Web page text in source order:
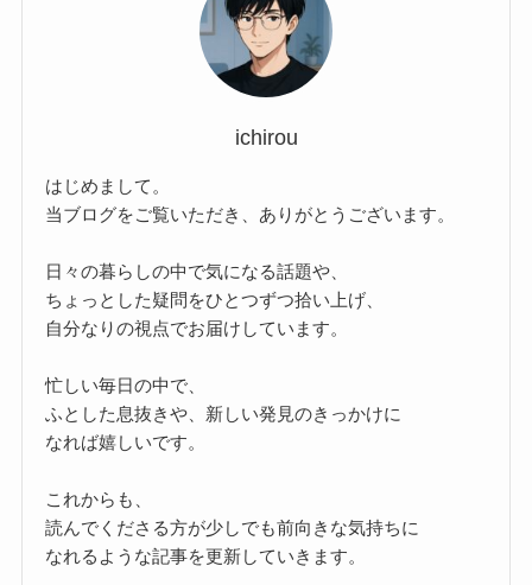
ichirou
はじめまして。
当ブログをご覧いただき、ありがとうございます。
日々の暮らしの中で気になる話題や、
ちょっとした疑問をひとつずつ拾い上げ、
自分なりの視点でお届けしています。
忙しい毎日の中で、
ふとした息抜きや、新しい発見のきっかけに
なれば嬉しいです。
これからも、
読んでくださる方が少しでも前向きな気持ちに
なれるような記事を更新していきます。